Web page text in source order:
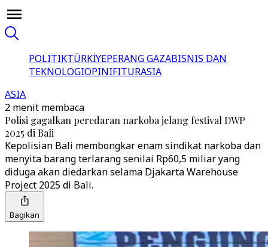
POLITIKTÜRKİYEPERANG GAZABISNIS DAN
TEKNOLOGIOPINIFITURASIA
ASIA
2 menit membaca
Polisi gagalkan peredaran narkoba jelang festival DWP
2025 di Bali
Kepolisian Bali membongkar enam sindikat narkoba dan
menyita barang terlarang senilai Rp60,5 miliar yang
diduga akan diedarkan selama Djakarta Warehouse
Project 2025 di Bali.
Bagikan